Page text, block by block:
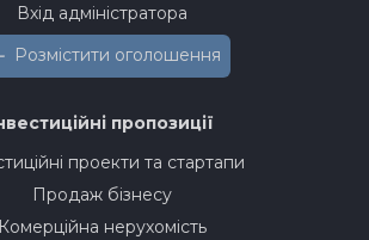
Вхід адміністратора
Розмістити оголошення
пропозиції
проекти та стартапи
Продаж бізнесу
Комерційна нерухомість